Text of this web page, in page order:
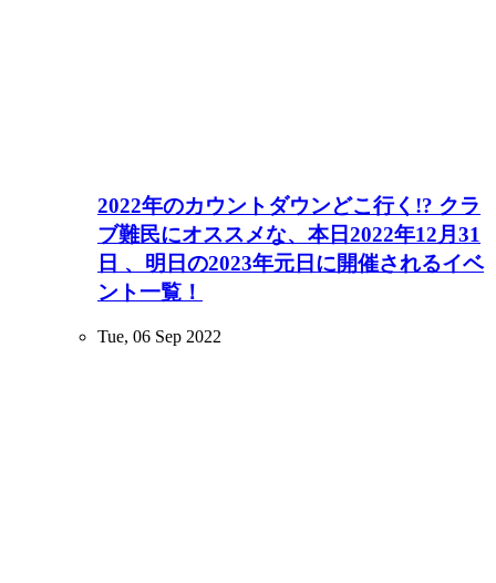
2022年のカウントダウンどこ行く!? クラ
ブ難民にオススメな、本日2022年12月31
日 、明日の2023年元日に開催されるイベ
ント一覧！
Tue, 06 Sep 2022